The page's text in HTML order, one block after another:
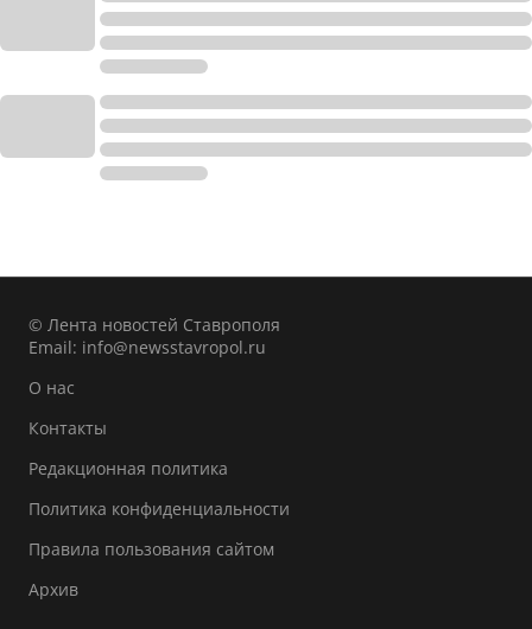
© Лента новостей Ставрополя
Email: info@newsstavropol.ru
О нас
Контакты
Редакционная политика
Политика конфиденциальности
Правила пользования сайтом
Архив